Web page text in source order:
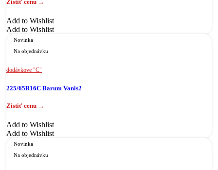
Add to Wishlist
Add to Wishlist
Novinka
Na objednávku
dodávkove "C"
225/65R16C Barum Vanis2
Add to Wishlist
Add to Wishlist
Novinka
Na objednávku